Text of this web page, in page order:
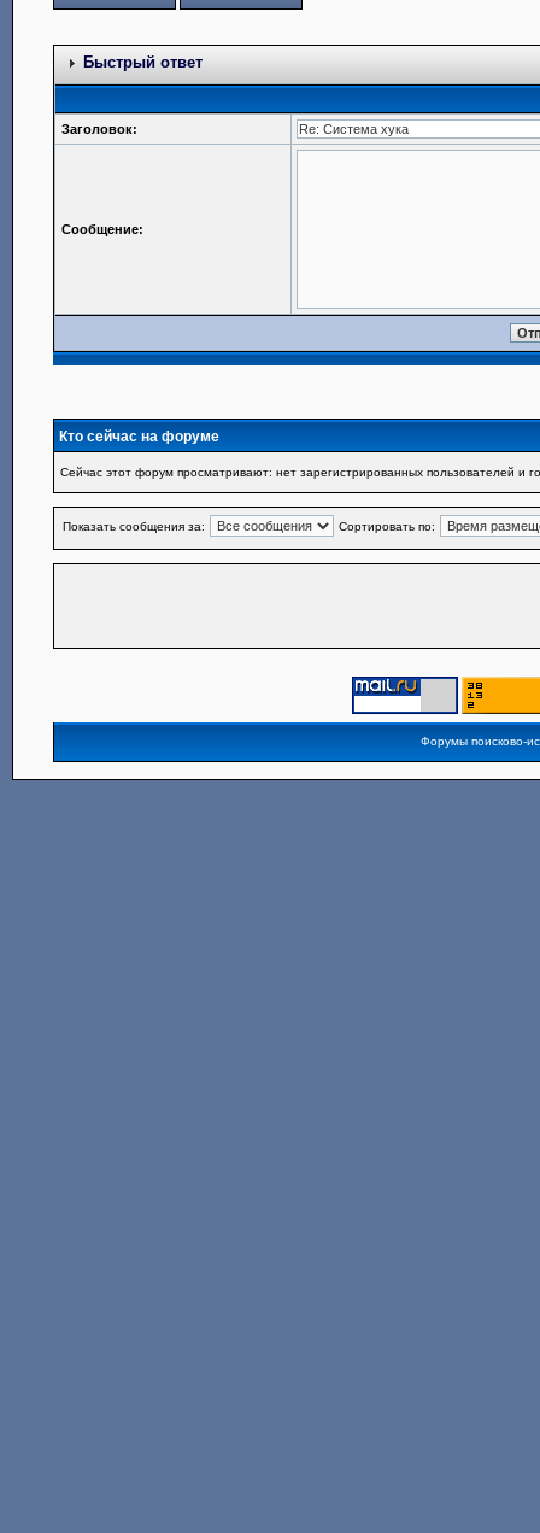
Быстрый ответ
Заголовок:
Сообщение:
Кто сейчас на форуме
Сейчас этот форум просматривают: нет зарегистрированных пользователей и
Показать сообщения за: Сортировать по:
Форумы поисково-